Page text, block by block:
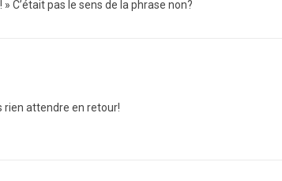
C’était pas le sens de la phrase non?
rien attendre en retour!